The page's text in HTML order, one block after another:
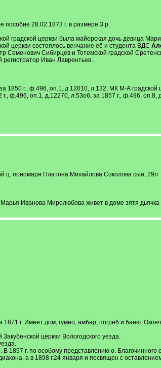
28.02.1873 г. в размере 3 р.
градской церкви была майорская дочь девица
церкви состоялось венчание её и студента ВДС
Семенович Сибирцев и Тотемской градской
Иван Лаврентьев..
1850 г., ф.496, оп.1, д.12010, л.132; МК М-А градской
г., ф.496, оп.1, д.12270, л.53об; за 1857 г., ф.496,
ц. пономаря Платона Михайлова Соколова сын, 29л
Иванова Миролюбова живет в доме зятя
1871 г. Имеет дом, гумно, амбар, погреб и баню.
церкви Вологодского уезда.
1897 г. по особому представлению о.
а в 1898 г.24 января и посвящен с